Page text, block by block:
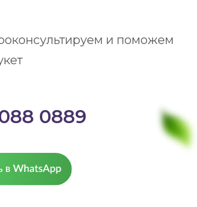
и поможем
0889